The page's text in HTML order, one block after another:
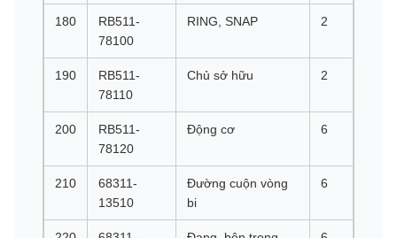
180
RB511-
78100
RING, SNAP 2
190
RB511-
78110
Chủ sở hữu 2
200
RB511-
78120
Động cơ 6
210
68311-
13510
Đường cuộn vòng
bi
6